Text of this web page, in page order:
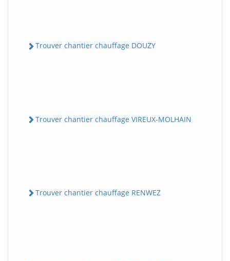
Trouver chantier chauffage DOUZY
Trouver chantier chauffage VIREUX-MOLHAIN
Trouver chantier chauffage RENWEZ